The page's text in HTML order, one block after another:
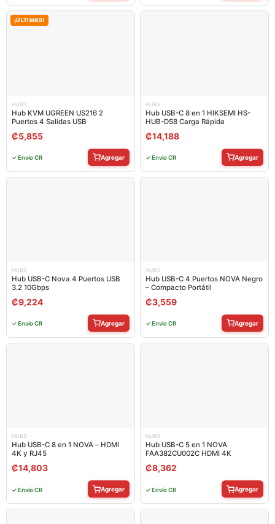
¡ÚLTIMAS!
HUBS
Hub KVM UGREEN US216 2
Puertos 4 Salidas USB
₡5,855
✓ Envío CR Agregar
HUBS
Hub USB-C 8 en 1 HIKSEMI HS-
HUB-DS8 Carga Rápida
₡14,188
✓ Envío CR Agregar
HUBS
Hub USB-C Nova 4 Puertos USB
3.2 10Gbps
₡9,224
✓ Envío CR Agregar
HUBS
Hub USB-C 4 Puertos NOVA Negro
– Compacto Portátil
₡3,559
✓ Envío CR Agregar
HUBS
Hub USB-C 8 en 1 NOVA – HDMI
4K y RJ45
₡14,803
✓ Envío CR Agregar
HUBS
Hub USB-C 5 en 1 NOVA
FAA382CU002C HDMI 4K
₡8,362
✓ Envío CR Agregar